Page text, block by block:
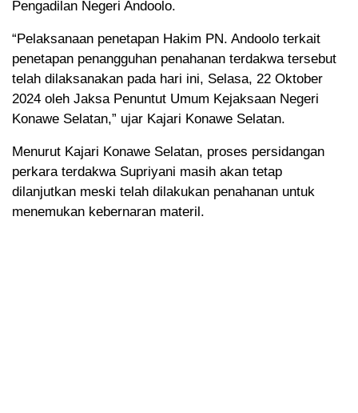
Pengadilan Negeri Andoolo.
“Pelaksanaan penetapan Hakim PN. Andoolo terkait
penetapan penangguhan penahanan terdakwa tersebut
telah dilaksanakan pada hari ini, Selasa, 22 Oktober
2024 oleh Jaksa Penuntut Umum Kejaksaan Negeri
Konawe Selatan,” ujar Kajari Konawe Selatan.
Menurut Kajari Konawe Selatan, proses persidangan
perkara terdakwa Supriyani masih akan tetap
dilanjutkan meski telah dilakukan penahanan untuk
menemukan kebernaran materil.